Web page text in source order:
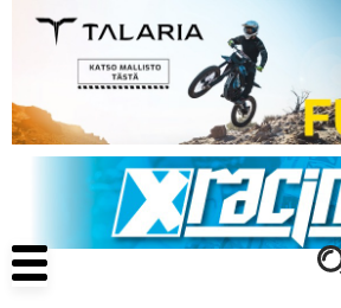
pääsisältöön
Main
navigation